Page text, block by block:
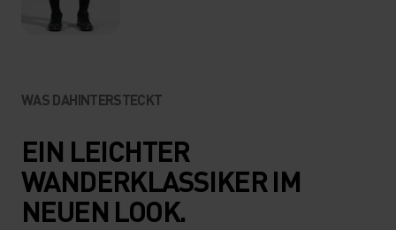
WAS DAHINTERSTECKT
EIN LEICHTER
WANDERKLASSIKER IM
NEUEN LOOK.